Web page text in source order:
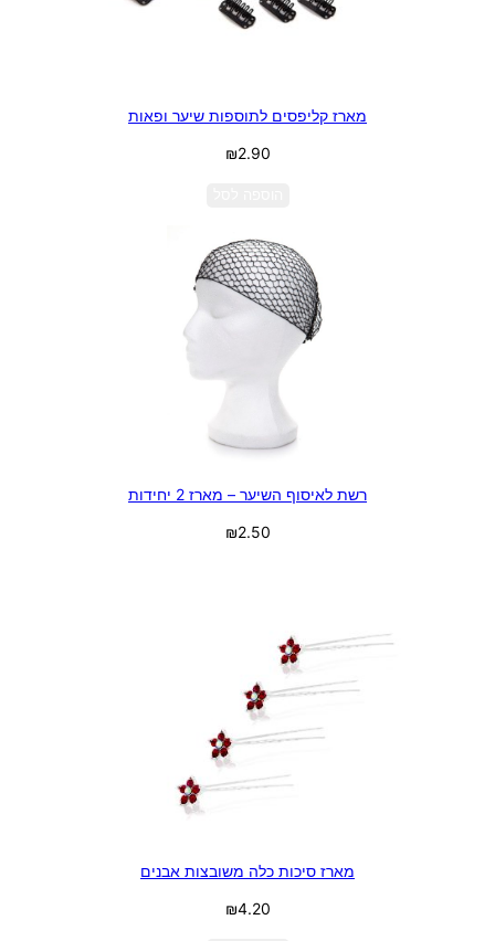
מארז קליפסים לתוספות שיער ופאות
₪2.90
רשת לאיסוף השיער – מארז 2 יחידות
₪2.50
מארז סיכות כלה משובצות אבנים
₪4.20